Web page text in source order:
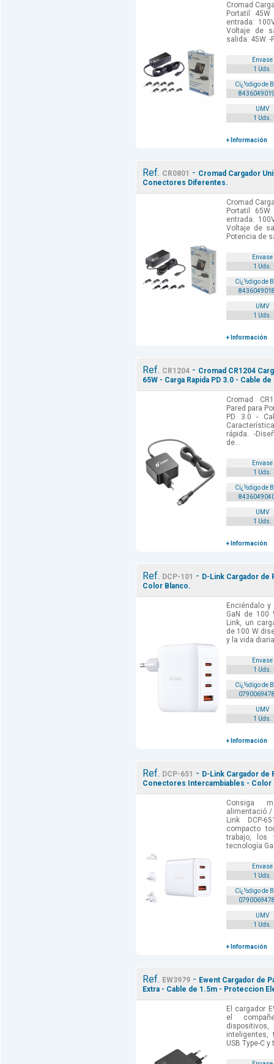
Cromad
Portatil
entrada:
Voltaje de
salida: 45W.
Envase
1 Uds.
Cï¿½digo de
UMV
1 Uds.
+ Información
Ref. CR0801 - Cromad Cargador
Conectores Diferentes.
Cromad
Portatil
entrada:
Voltaje de
Potencia de
Envase
1 Uds.
Cï¿½digo de
UMV
1 Uds.
+ Información
Ref. CR1204 - Cromad CR1204
65W - Carga Rapida PD 3.0 - Cable
Cromad
Pared para
PD 3.0 -
rápida. -
de...
Envase
1 Uds.
Cï¿½digo de
UMV
1 Uds.
+ Información
Ref. DCP-101 - D-Link Cargador de
Color Blanco.
Enciéndalo
GaN de 100
Link, un
de 100 W
y la vida
Envase
1 Uds.
Cï¿½digo de
UMV
1 Uds.
+ Información
Ref. DCP-651 - D-Link Cargador de
Conectores Intercambiables - Color
Consiga
alimentació /
Link DCP-
compacto
trabajo, los
tecnología
Envase
1 Uds.
Cï¿½digo de
UMV
1 Uds.
+ Información
Ref. EW3979 - Ewent Cargador de
Extra - Cable de 1.5m - Proteccion
El cargador
el
dispositivos,
inteligentes,
USB Type-C